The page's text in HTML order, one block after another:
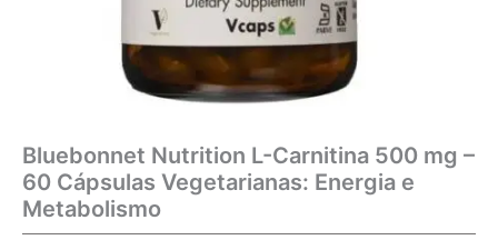
Bluebonnet Nutrition L-Carnitina 500 mg –
60 Cápsulas Vegetarianas: Energia e
Metabolismo